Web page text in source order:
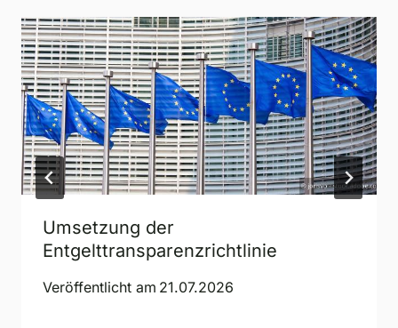
Umsetzung der
Entgelttransparenzrichtlinie
Veröffentlicht am 21.07.2026